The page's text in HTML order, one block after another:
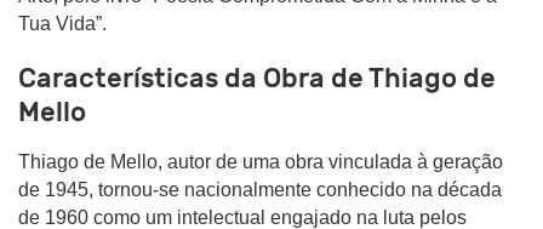
Tua Vida”.
Características da Obra de Thiago de
Mello
Thiago de Mello, autor de uma obra vinculada à geração
de 1945, tornou-se nacionalmente conhecido na década
de 1960 como um intelectual engajado na luta pelos